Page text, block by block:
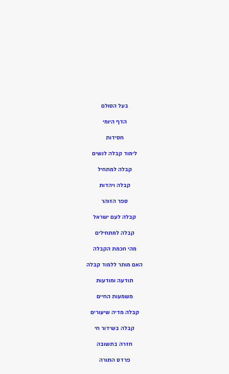
בעל הסולם
הדף היומי
חסידות
לימוד קבלה לנשים
קבלה למתחיל
קבלה ויהדות
ספר הזוהר
קבלה לעם ישראל
קבלה למתחילים
מהי חכמת הקבלה
האם מותר ללמוד קבלה
תודעה ומודעות
משמעות החיים
קבלה מדיה שיעורים
קבלה בשידור חי
חזרה בתשובה
פרדס התורה